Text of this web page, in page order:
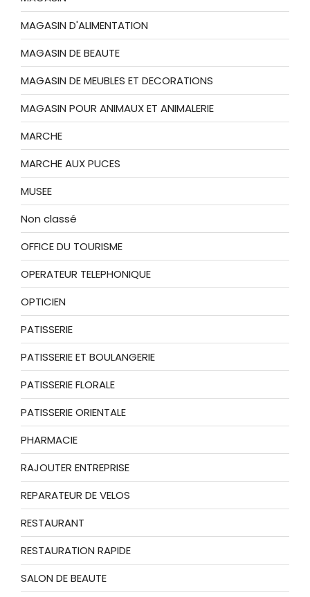
MAGASIN D'ALIMENTATION
MAGASIN DE BEAUTE
MAGASIN DE MEUBLES ET DECORATIONS
MAGASIN POUR ANIMAUX ET ANIMALERIE
MARCHE
MARCHE AUX PUCES
MUSEE
Non classé
OFFICE DU TOURISME
OPERATEUR TELEPHONIQUE
OPTICIEN
PATISSERIE
PATISSERIE ET BOULANGERIE
PATISSERIE FLORALE
PATISSERIE ORIENTALE
PHARMACIE
RAJOUTER ENTREPRISE
REPARATEUR DE VELOS
RESTAURANT
RESTAURATION RAPIDE
SALON DE BEAUTE